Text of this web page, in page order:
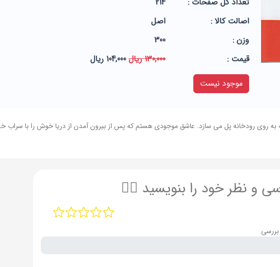
اصالت کالا :
اصل
وزن :
300
قيمت :
130,000 ریال
104,000 ریال
موجود نیست
به روی رودخانه پل می سازد. عاشق موجودی هستم که پس از بیرون آمدن از دریا خوش را با
و نظر خود را بنویسید ✍🏻